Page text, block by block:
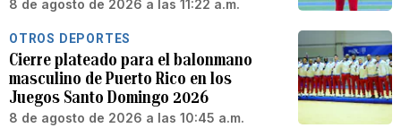
8 de agosto de 2026 a las 11:22 a.m.
OTROS DEPORTES
Cierre plateado para el balonmano
masculino de Puerto Rico en los
Juegos Santo Domingo 2026
8 de agosto de 2026 a las 10:45 a.m.